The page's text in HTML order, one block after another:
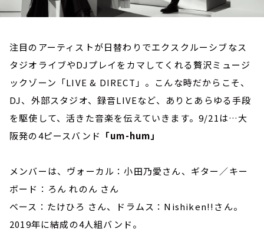
注目のアーティストが日替わりでエクスクルーシブなス
タジオライブやDJプレイをカマしてくれる贅沢ミュージ
ックゾーン「LIVE & DIRECT」。こんな時だからこそ、
DJ、外部スタジオ、録音LIVEなど、ありとあらゆる手段
を駆使して、活きた音楽を伝えていきます。9/21は…大
阪発の4ピースバンド 「um-hum」
メンバーは、ヴォーカル：小田乃愛さん、ギター／キー
ボード：ろん れのん さん
ベース：たけひろ さん、ドラムス：Nishiken!!さん。
2019年に結成の4人組バンド。